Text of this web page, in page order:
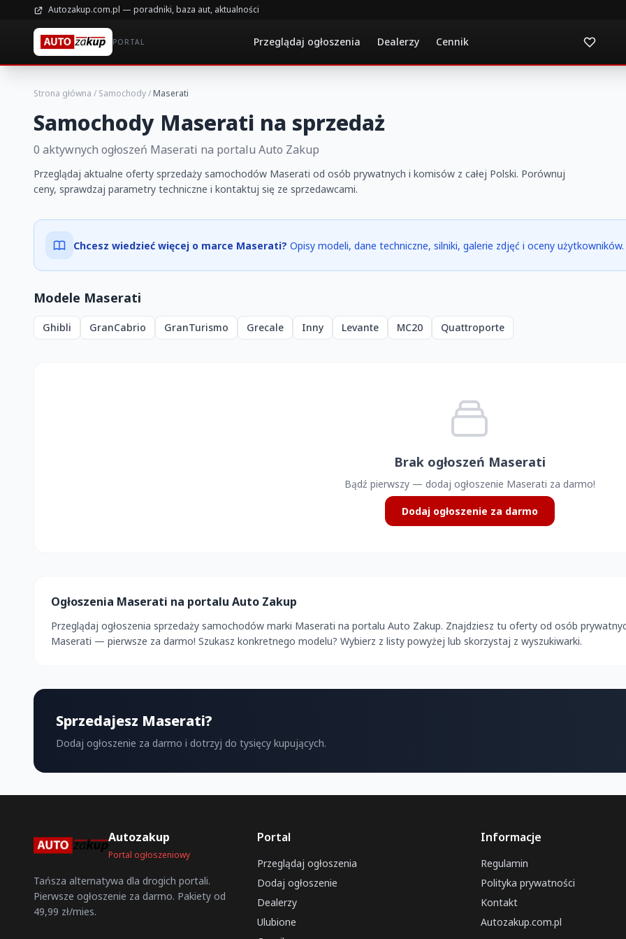
Autozakup.com.pl — poradniki, baza aut, aktualności
PORTAL Przeglądaj ogłoszenia Dealerzy Cennik
Strona główna / Samochody/Maserati
Samochody Maserati na sprzedaż
0 aktywnych ogłoszeń Maserati na portalu Auto Zakup
Przeglądaj aktualne oferty sprzedaży samochodów Maserati od osób prywatnych i komisów z całej Polski. Porównuj
ceny, sprawdzaj parametry techniczne i kontaktuj się ze sprzedawcami.
Chcesz wiedzieć więcej o marce Maserati? Opisy modeli, dane techniczne, silniki, galerie zdjęć i oceny użytkowników.
Modele Maserati
Ghibli GranCabrio GranTurismo Grecale Inny Levante MC20 Quattroporte
Brak ogłoszeń Maserati
Bądź pierwszy — dodaj ogłoszenie Maserati za darmo!
Dodaj ogłoszenie za darmo
Ogłoszenia Maserati na portalu Auto Zakup
Przeglądaj ogłoszenia sprzedaży samochodów marki Maserati na portalu Auto Zakup. Znajdziesz tu oferty od osób
Maserati — pierwsze za darmo! Szukasz konkretnego modelu? Wybierz z listy powyżej lub skorzystaj z wyszukiwarki.
Sprzedajesz Maserati?
Dodaj ogłoszenie za darmo i dotrzyj do tysięcy kupujących.
Autozakup
Portal ogłoszeniowy
Tańsza alternatywa dla drogich portali.
Pierwsze ogłoszenie za darmo. Pakiety od
49,99 zł/mies.
Portal
Przeglądaj ogłoszenia
Dodaj ogłoszenie
Dealerzy
Ulubione
Informacje
Regulamin
Polityka prywatności
Kontakt
Autozakup.com.pl